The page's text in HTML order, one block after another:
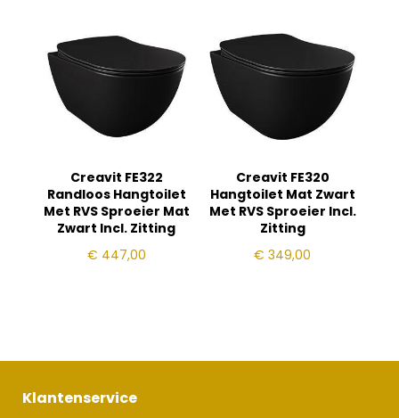
Creavit FE322
Randloos Hangtoilet
Met RVS Sproeier Mat
Zwart Incl. Zitting
€ 447,00
Creavit FE320
Hangtoilet Mat Zwart
Met RVS Sproeier Incl.
Zitting
€ 349,00
Klantenservice